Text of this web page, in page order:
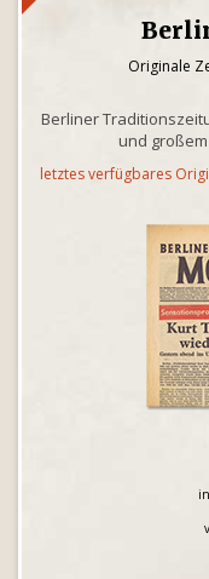
Originale
Berliner
und
letztes verfügbares